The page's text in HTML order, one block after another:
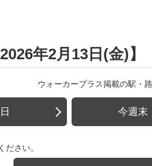
年2月13日(金)】
ウォーカープラス掲載の駅・
今週末
さい。